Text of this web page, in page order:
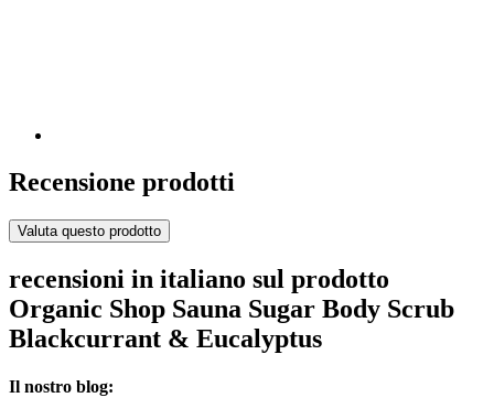
Recensione prodotti
Valuta questo prodotto
recensioni in italiano sul prodotto
Organic Shop Sauna Sugar Body Scrub
Blackcurrant & Eucalyptus
Il nostro blog: